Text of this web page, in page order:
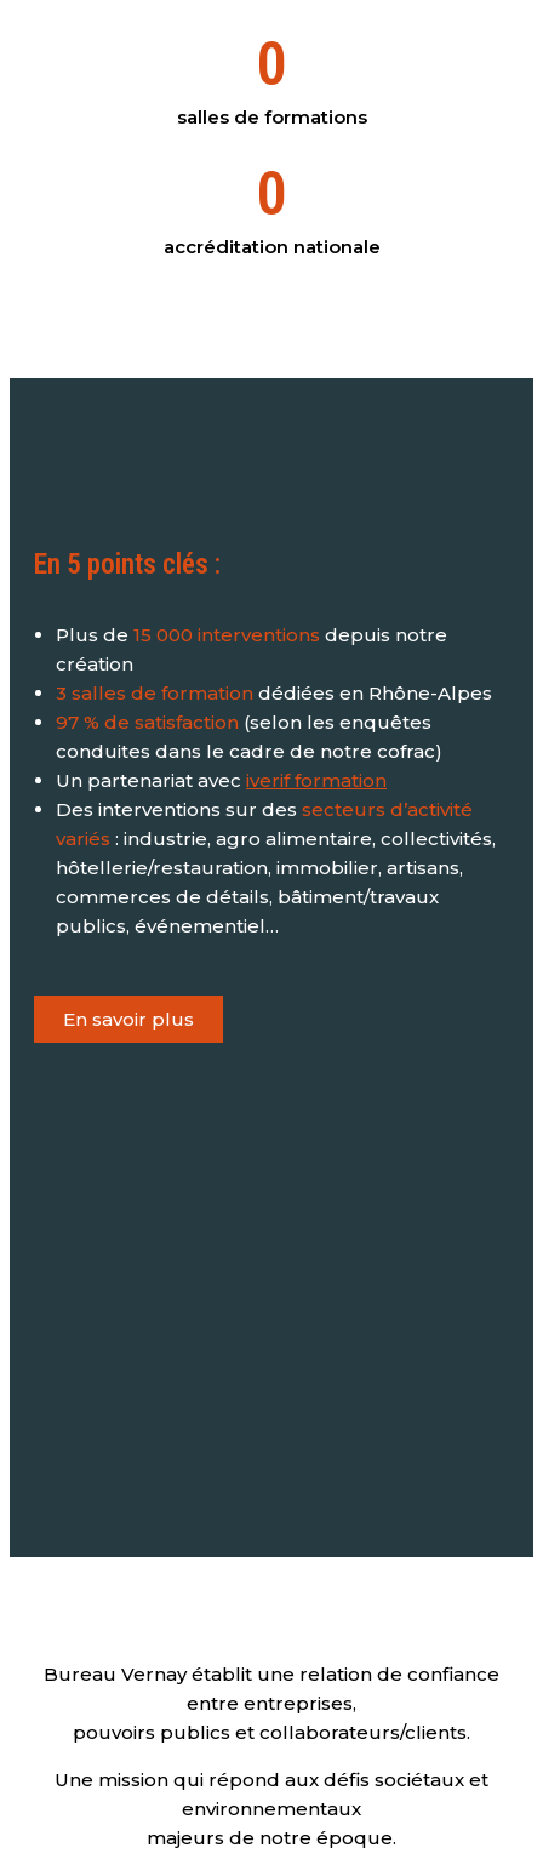
salles de formations
0
accréditation nationale
0
En 5 points clés :
Plus de 15 000 interventions depuis notre
création
3 salles de formation dédiées en Rhône-Alpes
97 % de satisfaction (selon les enquêtes
conduites dans le cadre de notre cofrac)
Un partenariat avec iverif formation
Des interventions sur des secteurs d’activité
variés : industrie, agro alimentaire, collectivités,
hôtellerie/restauration, immobilier, artisans,
commerces de détails, bâtiment/travaux
publics, événementiel…
En savoir plus
Bureau Vernay établit une relation de confiance
entre entreprises,
pouvoirs publics et collaborateurs/clients.
Une mission qui répond aux défis sociétaux et
environnementaux
majeurs de notre époque.